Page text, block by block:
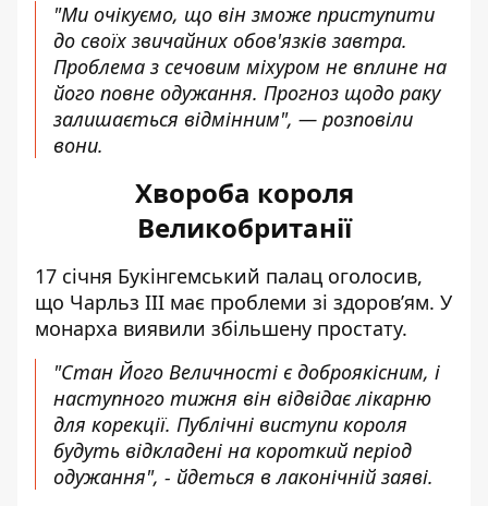
"Ми очікуємо, що він зможе приступити
до своїх звичайних обов'язків завтра.
Проблема з сечовим міхуром не вплине на
його повне одужання. Прогноз щодо раку
залишається відмінним", — розповіли
вони.
Хвороба короля
Великобританії
17 січня Букінгемський палац оголосив,
що Чарльз III має проблеми зі здоров’ям. У
монарха виявили збільшену простату.
"Стан Його Величності є доброякісним, і
наступного тижня він відвідає лікарню
для корекції. Публічні виступи короля
будуть відкладені на короткий період
одужання", - йдеться в лаконічній заяві.